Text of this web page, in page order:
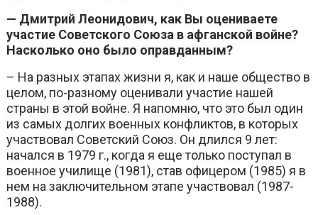
— Дмитрий Леонидович, как Вы оцениваете
участие Советского Союза в афганской войне?
Насколько оно было оправданным?
– На разных этапах жизни я, как и наше общество в
целом, по-разному оценивали участие нашей
страны в этой войне. Я напомню, что это был один
из самых долгих военных конфликтов, в которых
участвовал Советский Союз. Он длился 9 лет:
начался в 1979 г., когда я еще только поступал в
военное училище (1981), став офицером (1985) я в
нем на заключительном этапе участвовал (1987-
1988).